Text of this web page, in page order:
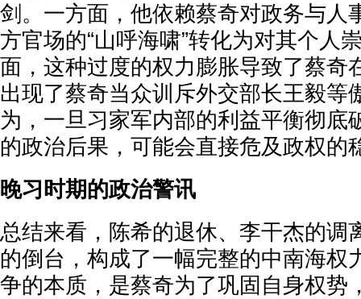
剑。一方面，他依赖蔡奇对政务与人
方官场的“山呼海啸”转化为对其个人
面，这种过度的权力膨胀导致了蔡奇
出现了蔡奇当众训斥外交部长王毅等
为，一旦习家军内部的利益平衡彻底
的政治后果，可能会直接危及政权的
晚习时期的政治警讯
总结来看，陈希的退休、李干杰的调
的倒台，构成了一幅完整的中南海权
争的本质，是蔡奇为了巩固自身权势